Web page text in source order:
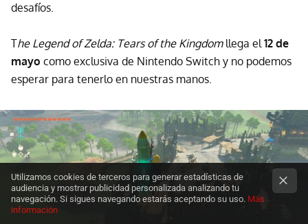
desafíos.
The Legend of Zelda: Tears of the Kingdomllega el12 de
mayo como exclusiva de Nintendo Switch y no podemos
esperar para tenerlo en nuestras manos.
Utilizamos cookies de terceros para generar estadísticas de
audiencia y mostrar publicidad personalizada analizando tu
navegación. Si sigues navegando estarás aceptando su uso. Más
información